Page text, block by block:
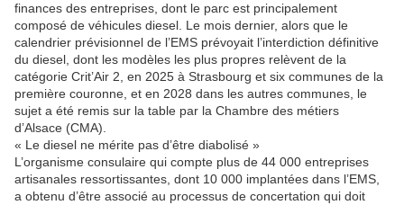
finances des entreprises, dont le parc est principalement
composé de véhicules diesel. Le mois dernier, alors que le
calendrier prévisionnel de l’EMS prévoyait l’interdiction définitive
du diesel, dont les modèles les plus propres relèvent de la
catégorie Crit’Air 2, en 2025 à Strasbourg et six communes de la
première couronne, et en 2028 dans les autres communes, le
sujet a été remis sur la table par la Chambre des métiers
d’Alsace (CMA).
« Le diesel ne mérite pas d’être diabolisé »
L’organisme consulaire qui compte plus de 44 000 entreprises
artisanales ressortissantes, dont 10 000 implantées dans l’EMS,
a obtenu d’être associé au processus de concertation qui doit